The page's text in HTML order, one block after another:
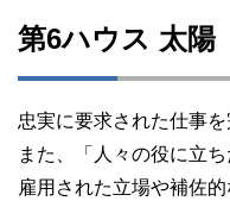
第6ハウス 太陽
忠実に要求された仕事
また、「人々の役に立
雇用された立場や補佐